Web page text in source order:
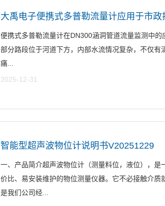
大禹电子便携式多普勒流量计应用于市政
便携式多普勒流量计在DN300涵洞管道流量监测中的
部分路段位于河道下方，内部水流情况复杂，不仅有
痛...
2025-12-31
智能型超声波物位计说明书V20251229
一、产品简介超声波物位计（测量料位，液位），是
价比、易安装维护的物位测量仪器。它不必接触介质
是我们公司经...